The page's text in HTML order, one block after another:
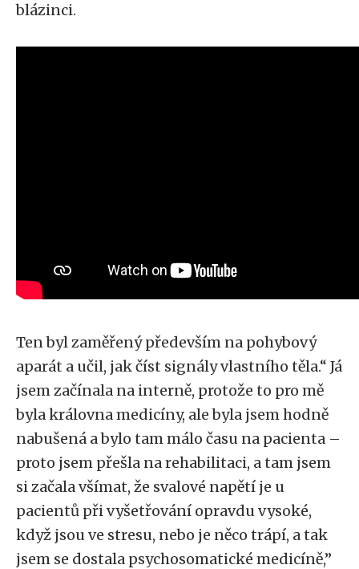
blázinci.
Ten byl zaměřený především na pohybový
aparát a učil, jak číst signály vlastního těla.“ Já
jsem začínala na interně, protože to pro mě
byla královna medicíny, ale byla jsem hodně
nabušená a bylo tam málo času na pacienta –
proto jsem přešla na rehabilitaci, a tam jsem
si začala všímat, že svalové napětí je u
pacientů při vyšetřování opravdu vysoké,
když jsou ve stresu, nebo je něco trápí, a tak
jsem se dostala psychosomatické medicíně,”